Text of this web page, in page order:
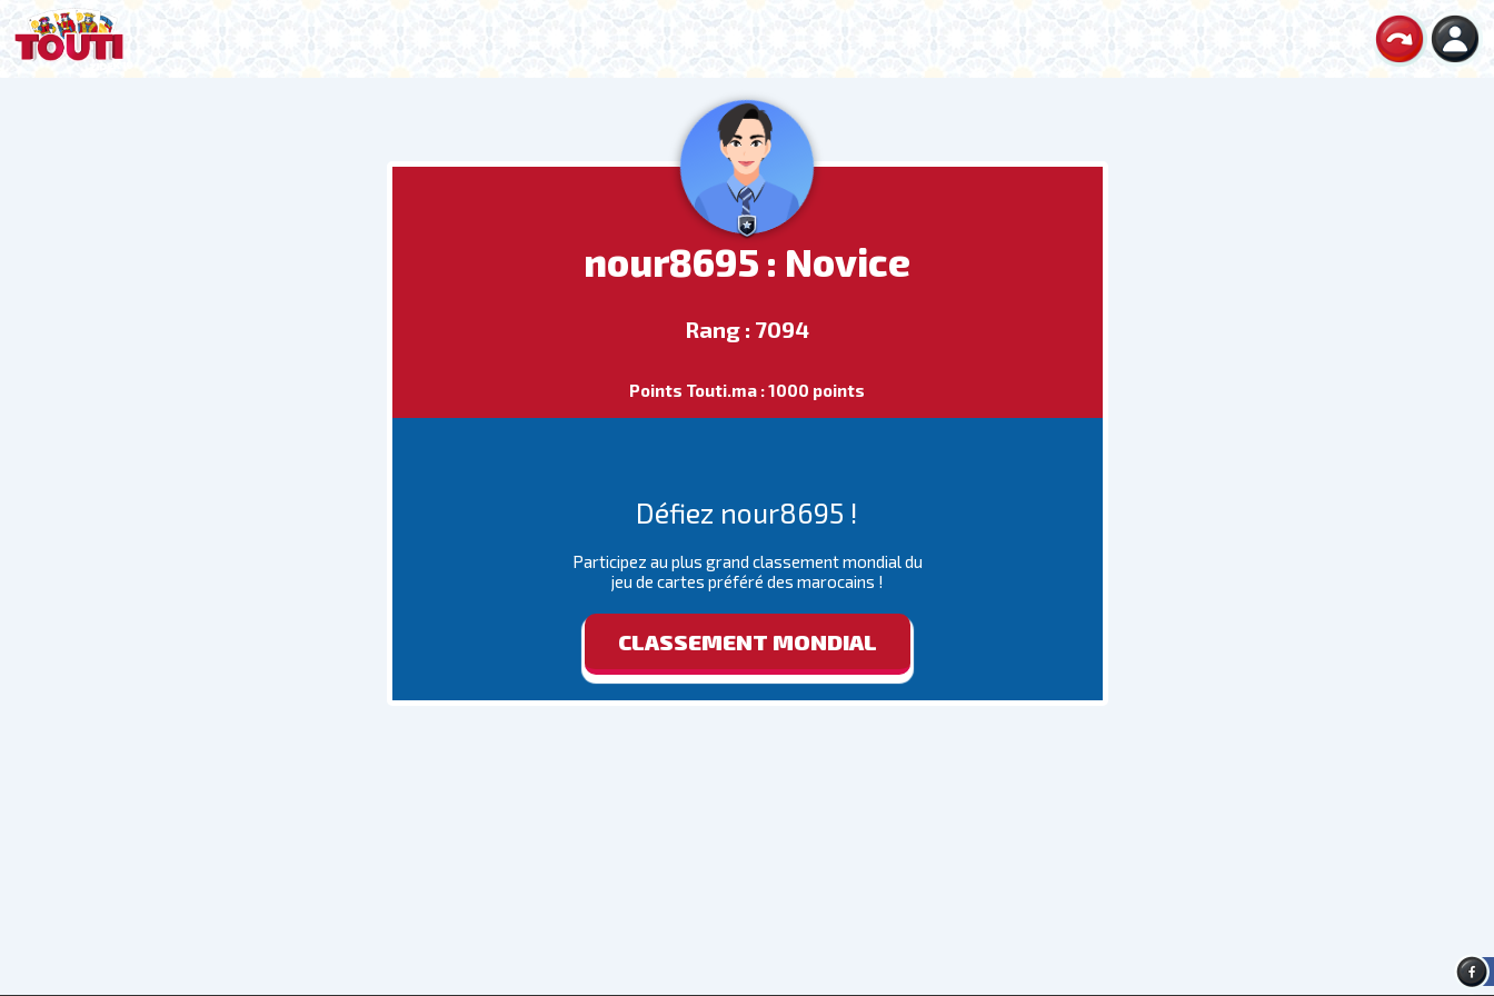
nour8695 : Novice
Rang : 7094
Points Touti.ma : 1000 points
Défiez nour8695 !
Participez au plus grand classement mondial du
jeu de cartes préféré des marocains !
CLASSEMENT MONDIAL